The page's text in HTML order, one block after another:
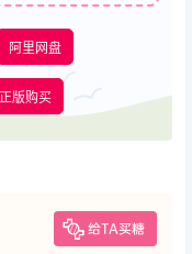
阿里网盘
正版购买
给TA买糖